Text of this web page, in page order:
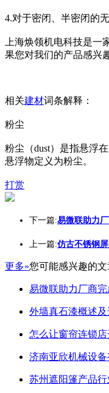
4.对于密闭、半密闭的
上海焕领机电科技是
果您对我们的产品感兴
相关建材词条解释：
粉尘
粉尘（dust）是指悬浮
悬浮物定义为粉尘。
打赏
下一篇:易微联助力
上一篇:仿古不锈钢
更多»您可能感兴趣的文
易微联助力厂商完
外墙真石漆概述
怎么让窗帘连锁
济南亚欣机械设备
苏州遮阳篷产品